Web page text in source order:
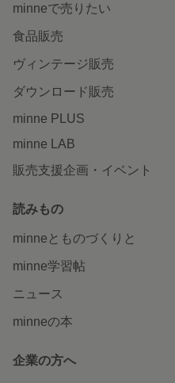
minneで売りたい
食品販売
ヴィンテージ販売
ダウンロード販売
minne PLUS
minne LAB
販売支援企画・イベント
読みもの
minneとものづくりと
minne学習帖
ニュース
minneの本
企業の方へ